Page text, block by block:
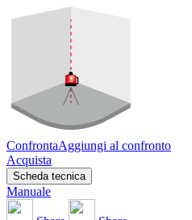
ConfrontaAggiungi al confronto
Acquista
Scheda tecnica
Manuale